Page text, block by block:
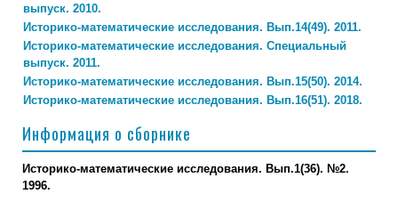
выпуск. 2010.
Историко-математические исследования. Вып.14(49). 2011.
Историко-математические исследования. Специальный
выпуск. 2011.
Историко-математические исследования. Вып.15(50). 2014.
Историко-математические исследования. Вып.16(51). 2018.
Информация о сборнике
Историко-математические исследования. Вып.1(36). №2.
1996.